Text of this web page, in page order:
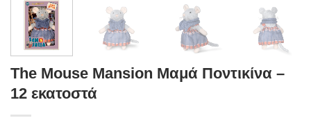
The Mouse Mansion Μαμά Ποντικίνα –
12 εκατοστά